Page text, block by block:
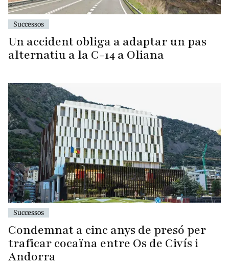
Successos
Un accident obliga a adaptar un pas
alternatiu a la C-14 a Oliana
Successos
Condemnat a cinc anys de presó per
traficar cocaïna entre Os de Civís i
Andorra